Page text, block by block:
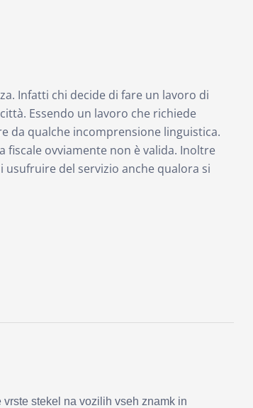
Infatti chi decide di fare un lavoro di
Essendo un lavoro che richiede
da qualche incomprensione linguistica.
fiscale ovviamente non è valida. Inoltre
del servizio anche qualora si
stekel na vozilih vseh znamk in